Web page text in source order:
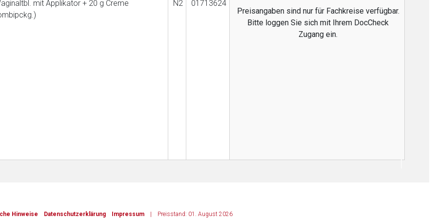
mit Applikator + 20 g Creme
N2
01713624
Preisangaben sind nur für Fachkreise verfügbar.
Bitte loggen Sie sich mit Ihrem DocCheck
Zugang ein.
Hinweise Datenschutzerklärung Impressum Preisstand: 01. August 2026